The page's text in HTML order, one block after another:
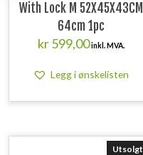
With Lock M 52X45X43CM
64cm 1pc
kr599,00inkl. MVA.
Legg i ønskelisten
Utsolgt